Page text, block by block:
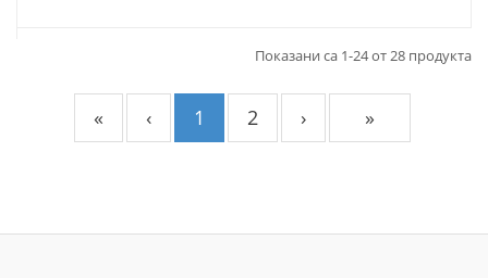
Показани са 1-24 от 28 продукта
« ‹ 1 2 › »